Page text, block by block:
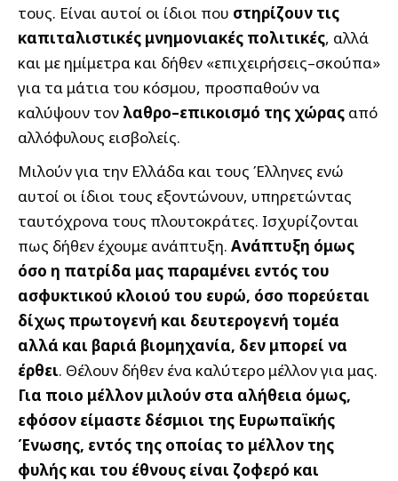
τους. Είναι αυτοί οι ίδιοι που στηρίζουν τις
καπιταλιστικές μνημονιακές πολιτικές, αλλά
και με ημίμετρα και δήθεν «επιχειρήσεις–σκούπα»
για τα μάτια του κόσμου, προσπαθούν να
καλύψουν τον λαθρο–επικοισμό της χώρας από
αλλόφυλους εισβολείς.
Μιλούν για την Ελλάδα και τους Έλληνες ενώ
αυτοί οι ίδιοι τους εξοντώνουν, υπηρετώντας
ταυτόχρονα τους πλουτοκράτες. Ισχυρίζονται
πως δήθεν έχουμε ανάπτυξη. Ανάπτυξη όμως
όσο η πατρίδα μας παραμένει εντός του
ασφυκτικού κλοιού του ευρώ, όσο πορεύεται
δίχως πρωτογενή και δευτερογενή τομέα
αλλά και βαριά βιομηχανία, δεν μπορεί να
έρθει. Θέλουν δήθεν ένα καλύτερο μέλλον για μας.
Για ποιο μέλλον μιλούν στα αλήθεια όμως,
εφόσον είμαστε δέσμιοι της Ευρωπαϊκής
Ένωσης, εντός της οποίας το μέλλον της
φυλής και του έθνους είναι ζοφερό και